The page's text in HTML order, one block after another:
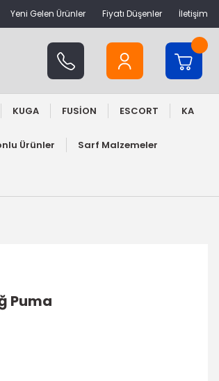
Yeni Gelen Ürünler Fiyatı Düşenler İletişim
KUGA FUSİON ESCORT KA
Ürünler Sarf Malzemeler
Puma